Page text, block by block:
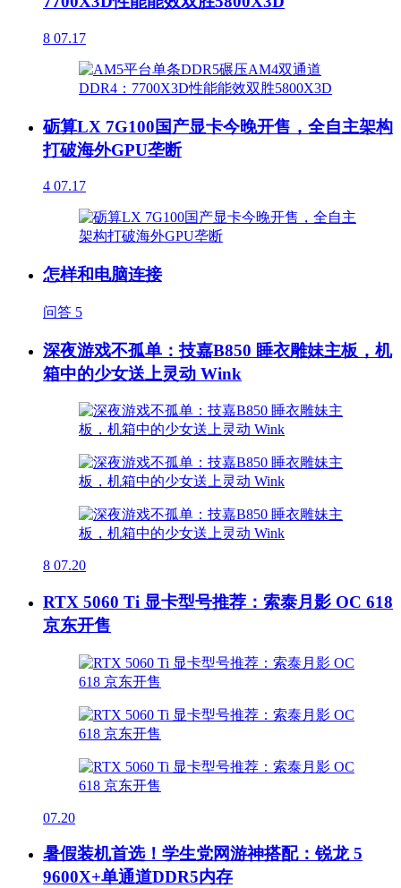
8 07.17
砺算LX 7G100国产显卡今晚开售，全自主架构
打破海外GPU垄断
4 07.17
怎样和电脑连接
问答 5
深夜游戏不孤单：技嘉B850 睡衣雕妹主板，机
箱中的少女送上灵动 Wink
8 07.20
RTX 5060 Ti 显卡型号推荐：索泰月影 OC 618
京东开售
07.20
暑假装机首选！学生党网游神搭配：锐龙 5
9600X+单通道DDR5内存